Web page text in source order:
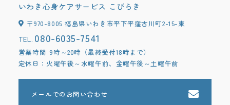
いわき心身ケアサービス こびらき
〒970-8005 福島県いわき市平下平窪古川町2-15-東
TEL. 080-6035-7541
営業時間 9時～20時（最終受付18時まで）
定休日：火曜午後～水曜午前、金曜午後～土曜午前
メールでのお問い合わせ